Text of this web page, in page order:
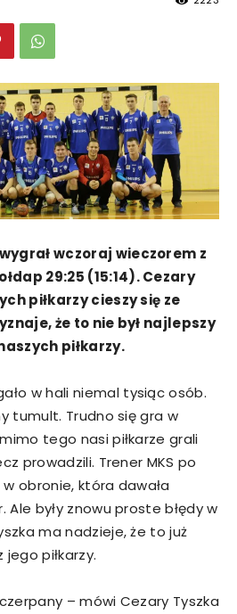
wygrał wczoraj wieczorem z
29:25 (15:14). Cezary
piłkarzy cieszy się ze
że to nie był najlepszy
piłkarzy.
w hali niemal tysiąc osób.
tumult. Trudno się gra w
tego nasi piłkarze grali
prowadzili. Trener MKS po
obronie, która dawała
Ale były znowu proste błędy w
ma nadzieje, że to już
piłkarzy.
– mówi Cezary Tyszka